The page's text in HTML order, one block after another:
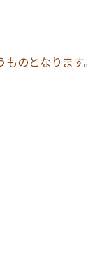
のとなります。